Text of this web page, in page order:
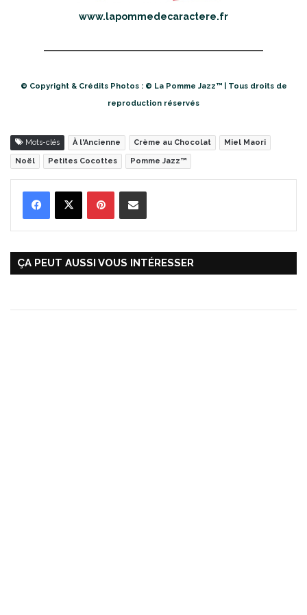
www.lapommedecaractere.fr
© Copyright & Crédits Photos : © La Pomme Jazz™ | Tous droits de
reproduction réservés
Mots-clés À l'Ancienne Crème au Chocolat Miel Maori
Noël Petites Cocottes Pomme Jazz™
ÇA PEUT AUSSI VOUS INTÉRESSER